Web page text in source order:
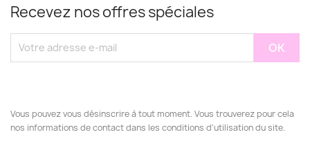
Recevez nos offres spéciales
Vous pouvez vous désinscrire à tout moment. Vous trouverez pour cela
nos informations de contact dans les conditions d'utilisation du site.